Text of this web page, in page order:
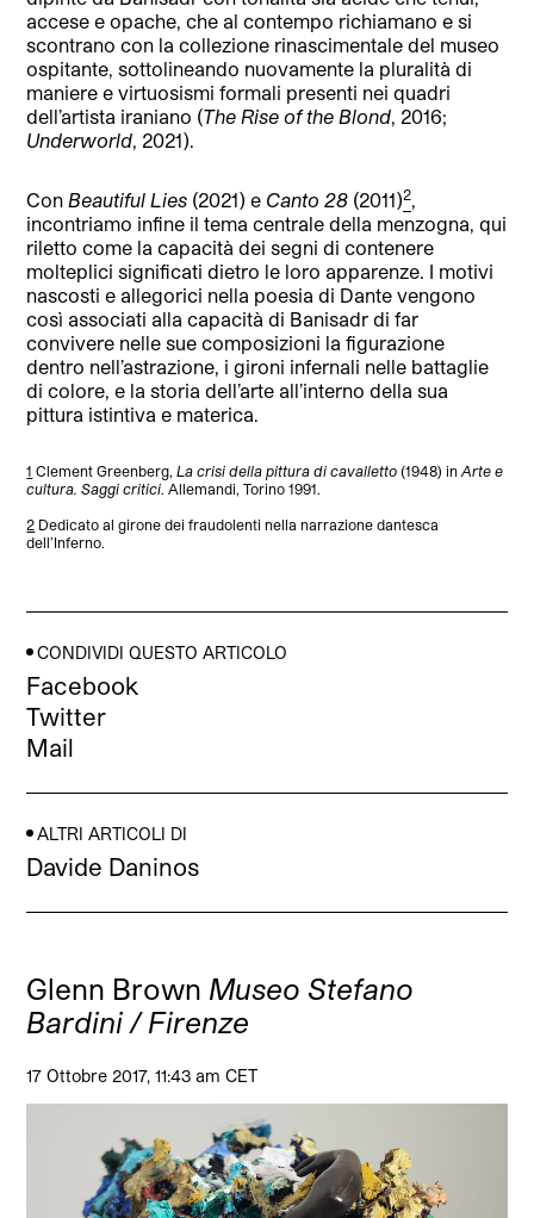
accese e opache, che al contempo richiamano e si
scontrano con la collezione rinascimentale del museo
ospitante, sottolineando nuovamente la pluralità di
maniere e virtuosismi formali presenti nei quadri
dell’artista iraniano (The Rise of the Blond , 2016;
Underworld , 2021).
Con Beautiful Lies (2021) e Canto 28 (2011)2
incontriamo infine il tema centrale della menzogna, qui
riletto come la capacità dei segni di contenere
molteplici significati dietro le loro apparenze. I motivi
nascosti e allegorici nella poesia di Dante vengono
così associati alla capacità di Banisadr di far
convivere nelle sue composizioni la figurazione
dentro nell’astrazione, i gironi infernali nelle battaglie
di colore, e la storia dell’arte all’interno della sua
pittura istintiva e materica.
1 Clement Greenberg,La crisi della pittura di cavalletto (1948) in Arte e
cultura. Saggi critici . Allemandi, Torino 1991.
2 Dedicato al girone dei fraudolenti nella narrazione dantesca
dell’Inferno.
CONDIVIDI QUESTO ARTICOLO
Facebook
Twitter
Mail
ALTRI ARTICOLI DI
Davide Daninos
Glenn Brown Museo Stefano
Bardini / Firenze
17 Ottobre 2017, 11:43 am CET